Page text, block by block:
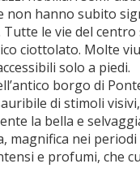
non hanno subito
Tutte le vie del
ciottolato. Molte
solo a piedi.
borgo di
di stimoli
la bella e
magnifica nei
e profumi, che